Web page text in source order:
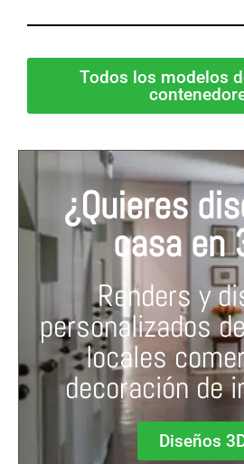
Todos los modelos
¿Quieres
casa en
Renders y
personalizados
locales
decoración de
Diseños